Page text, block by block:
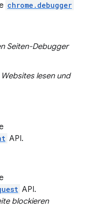
chrome.debugger
Seiten-Debugger
lesen und
API.
API.
blockieren